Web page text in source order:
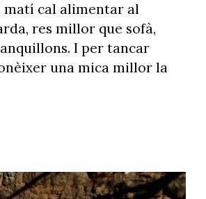
matí cal alimentar al
res millor que sofà,
I per tancar
una mica millor la